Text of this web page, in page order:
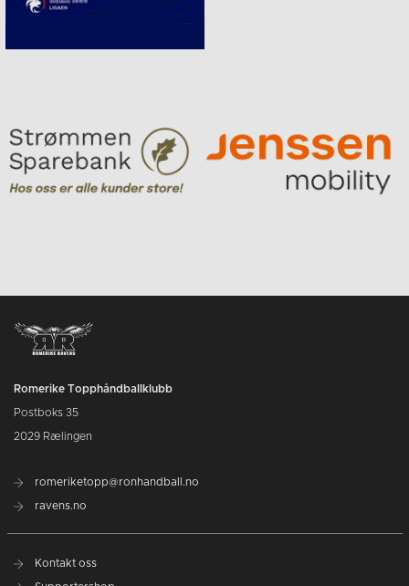
Romerike Topphåndballklubb
Postboks 35
2029 Rælingen
romeriketopp@ronhandball.no
ravens.no
Kontakt oss